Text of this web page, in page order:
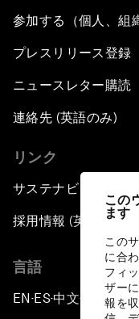
この
ます
この
に合
フィ
ザー
報を
参加する（個人、組
プレスリリース登録
ニュースレター購読
連絡先 (英語のみ)
リンク
サステナビリティへ
採用情報 (英語のみ)
言語
EN ▪ES▪中文▪ 日本語